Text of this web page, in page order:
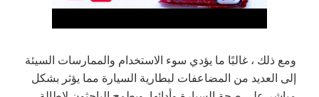
ومع ذلك ، غالبًا ما يؤدي سوء الاستخدام والممارسات السيئة
إلى العديد من المضاعفات لبطارية السيارة مما يؤثر بشكل